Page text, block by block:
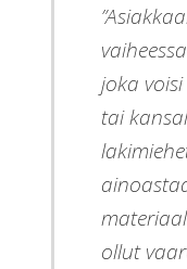
joka
tai
ollut